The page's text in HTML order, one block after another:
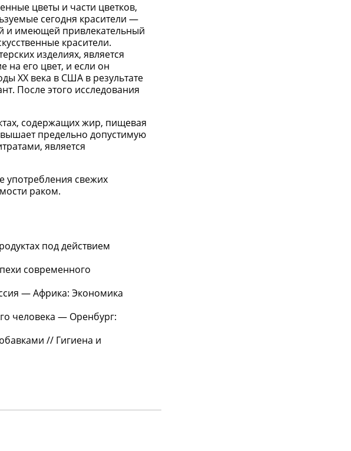
цветы и части цветков,
сегодня красители —
и имеющей привлекательный
красители.
изделиях, является
на его цвет, и если он
XX века в США в результате
После этого исследования
содержащих жир, пищевая
предельно допустимую
является
употребления свежих
раком.
под действием
современного
— Африка: Экономика
человека — Оренбург:
// Гигиена и